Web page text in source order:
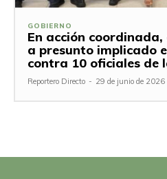
GOBIERNO
En acción coordinada,
a presunto implicado
contra 10 oficiales de
Reportero Directo - 29 de junio de 2026